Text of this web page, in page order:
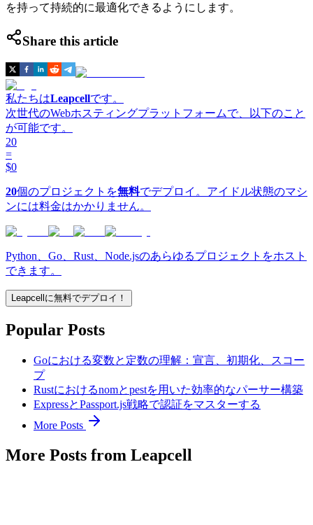
を持って持続的に最適化できるようにします。
Share this article
私たちはLeapcellです。
次世代のWebホスティングプラットフォームで、以下のこと
が可能です。
20
=
$0
20個のプロジェクトを無料でデプロイ。アイドル状態のマシ
ンには料金はかかりません。
Python、Go、Rust、Node.jsのあらゆるプロジェクトをホスト
できます。
Leapcellに無料でデプロイ！
Popular Posts
Goにおける変数と定数の理解：宣言、初期化、スコー
プ
Rustにおけるnomとpestを用いた効率的なパーサー構築
ExpressとPassport.js戦略で認証をマスターする
More Posts
More Posts from Leapcell